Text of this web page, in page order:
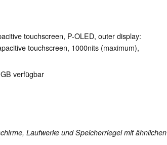
touchscreen, P-OLED, outer display:
touchscreen, 1000nits (maximum),
verfügbar
Laufwerke und Speicherriegel mit ähnlichen